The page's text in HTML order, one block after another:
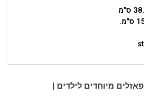
פאזלים מיוחדים לילדים |